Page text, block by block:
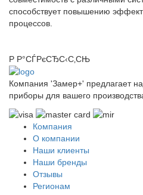
способствует повышению
процессов.
Р Р°СЃРєСЂС‹С‚СЊ
Компания 'Замер+' предлагает
приборы для вашего
Компания
О компании
Наши клиенты
Наши бренды
Отзывы
Регионам